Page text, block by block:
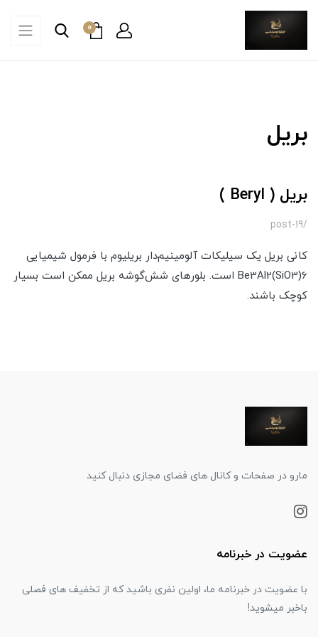
0
بریل
بریل ( Beryl )
/post-19
کانی بریل یک سیلیکات آلومینیم‌دار بریلیوم با فرمول شیمیایی
Be3Al2(SiO3)6 است. بلورهای شش‌گوشه بریل ممکن است بسیار
کوچک باشند.
مارو در صفحات و کانال های فضای مجازی دنبال کنید
عضویت در خبرنامه
با عضویت در خبرنامه ما، اولین نفری باشید که از تخفیف های فصلی
باخبر میشوید!